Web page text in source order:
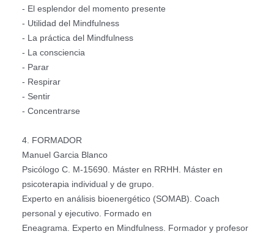
- El esplendor del momento presente
- Utilidad del Mindfulness
- La práctica del Mindfulness
- La consciencia
- Parar
- Respirar
- Sentir
- Concentrarse
4. FORMADOR
Manuel Garcia Blanco
Psicólogo C. M-15690. Máster en RRHH. Máster en
psicoterapia individual y de grupo.
Experto en análisis bioenergético (SOMAB). Coach
personal y ejecutivo. Formado en
Eneagrama. Experto en Mindfulness. Formador y profesor